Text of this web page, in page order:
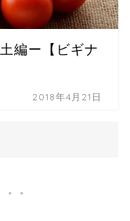
編ー【ビギナ
2018年4月21日